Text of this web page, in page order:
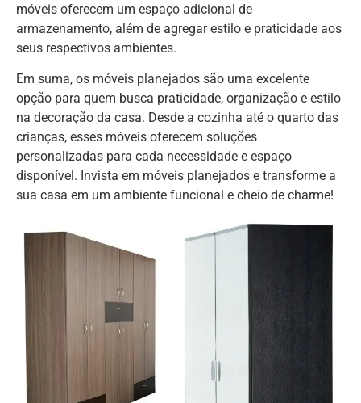
móveis oferecem um espaço adicional de
armazenamento, além de agregar estilo e praticidade aos
seus respectivos ambientes.
Em suma, os móveis planejados são uma excelente
opção para quem busca praticidade, organização e estilo
na decoração da casa. Desde a cozinha até o quarto das
crianças, esses móveis oferecem soluções
personalizadas para cada necessidade e espaço
disponível. Invista em móveis planejados e transforme a
sua casa em um ambiente funcional e cheio de charme!